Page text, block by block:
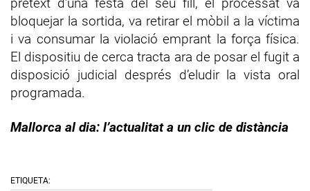
bloquejar la sortida, va retirar el mòbil a la víctima
i va consumar la violació emprant la força física.
El dispositiu de cerca tracta ara de posar el fugit a
disposició judicial després d’eludir la vista oral
programada.
Mallorca al dia: l’actualitat a un clic de distància
ETIQUETA: